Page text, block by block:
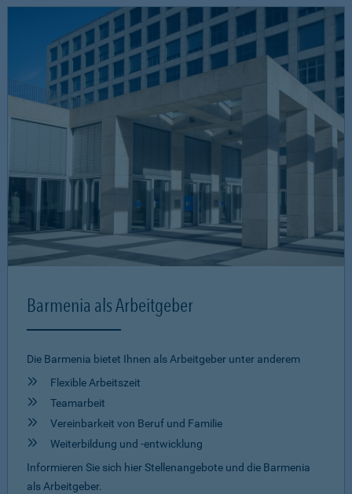
Barmenia als Arbeitgeber
Die Barmenia bietet Ihnen als Arbeitgeber unter anderem
Flexible Arbeitszeit
Teamarbeit
Vereinbarkeit von Beruf und Familie
Weiterbildung und -entwicklung
Informieren Sie sich hier Stellenangebote und die Barmenia
als Arbeitgeber.